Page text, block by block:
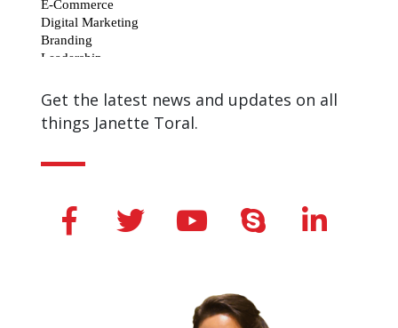
Get the latest news and updates on all
things Janette Toral.